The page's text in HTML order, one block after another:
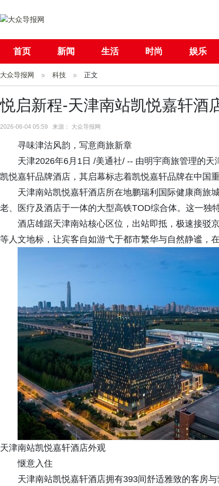
首页 新闻 生活 时尚 娱乐
社会 国际
大众导报网 科技 正文
悦启新程-天津南站凯悦嘉轩酒
2026-06-04 05:59 来源： 大众导报网
寻味津沽风韵，写意商旅新章
天津2026年6月1日 /美通社/ -- 由明宇商旅管理的
凯悦嘉轩品牌酒店，其启幕标志着凯悦嘉轩品牌在中国
天津南站凯悦嘉轩酒店所在地鹏瑞利国际健康商旅
老、医疗及酒店于一体的大型高铁TOD综合体。这一独
酒店雄踞天津南站核心区位，出站即抵，极速接驳
等人文地标，让宾客自如游弋于都市繁华与自然静谧，
天津南站凯悦嘉轩酒店外观
惬意入住
天津南站凯悦嘉轩酒店拥有393间舒适雅致的客房